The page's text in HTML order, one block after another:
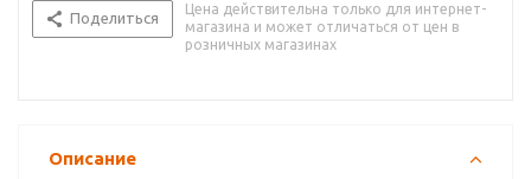
Поделиться
Цена действительна только для интернет-
магазина и может отличаться от цен в
розничных магазинах
Описание